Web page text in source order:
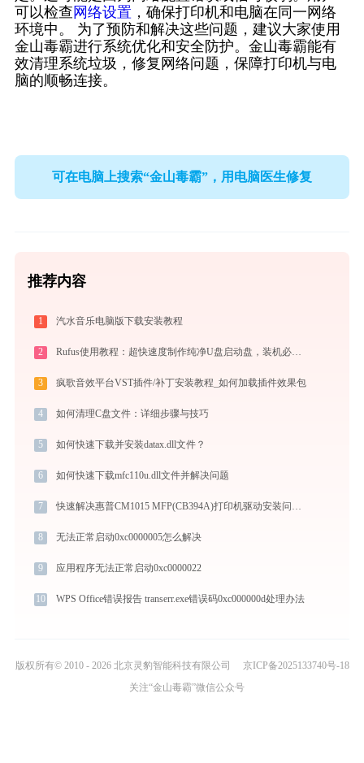
可以检查 网络设置 ，确保打印机和电脑在同一网络
环境中。 为了预防和解决这些问题，建议大家使用
金山毒霸进行系统优化和安全防护。金山毒霸能有
效清理系统垃圾，修复网络问题，保障打印机与电
脑的顺畅连接。
可在电脑上搜索“金山毒霸”，用电脑医生修复
推荐内容
1 汽水音乐电脑版下载安装教程
2 Rufus使用教程：超快速度制作纯净U盘启动盘，装机必备免费工具
3 疯歌音效平台VST插件/补丁安装教程_如何加载插件效果包
4 如何清理C盘文件：详细步骤与技巧
5 如何快速下载并安装datax.dll文件？
6 如何快速下载mfc110u.dll文件并解决问题
7 快速解决惠普CM1015 MFP(CB394A)打印机驱动安装问题，这篇文章告诉你方法
8 无法正常启动0xc0000005怎么解决
9 应用程序无法正常启动0xc0000022
10 WPS Office错误报告 transerr.exe错误码0xc000000d处理办法
版权所有© 2010 - 2026 北京灵豹智能科技有限公司
京ICP备2025133740号-18
关注“金山毒霸”微信公众号